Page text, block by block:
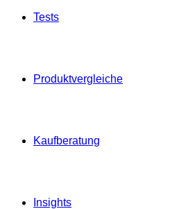
Tests
Produktvergleiche
Kaufberatung
Insights